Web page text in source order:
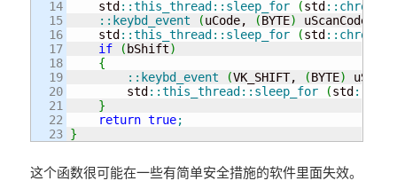
14
15
16
17
18
19
20
21
22
    std
::this_thread :: sleep_for (std :: chrono
:: keybd_event (uCode, (BYTE)
uScanCode,
    std
::this_thread :: sleep_for (std :: chrono
if
( bShift)
{
:: keybd_event (VK_SHIFT, (BYTE)
        std
::this_thread :: sleep_for (std ::
}
return true;
}
这个函数很可能在一些有简单安全措施的软件里面失效。